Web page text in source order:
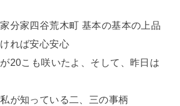
分家四谷荒木町 基本の基本の上品
れば安心安心
20こも咲いたよ、そして、昨日は
が知っている二、三の事柄